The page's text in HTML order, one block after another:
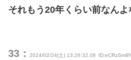
それもう20年くらい前なん
33： 2024/02/24(土) 13:26:32.08